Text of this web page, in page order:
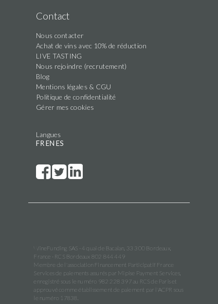
Contact
Nous contacter
Achat de vins avec 10% de réduction
LIVE TASTING
Nous rejoindre (recrutement)
Blog
Mentions légales & CGU
Politique de confidentialité
Gérer mes cookies
Langues
FR EN ES
WineFunding SAS · 4 quai de Bacalan, 33 300 Bordeaux,
France · RCS Bordeaux 802 844 449
Membre de l'association Financement Participatif France
Services de paiements assurés par Mipise Payment Services,
enregistré sous le numéro 982 228 397 au RCS de Paris et
approuvé comme établissement de paiement par l'ACPR sous
le numéro 17838.